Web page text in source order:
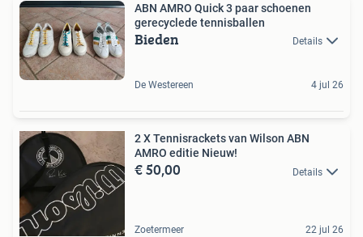
ABN AMRO Quick 3 paar schoenen
gerecyclede tennisballen
Bieden Details
De Westereen 4 jul 26
2 X Tennisrackets van Wilson ABN
AMRO editie Nieuw!
€ 50,00 Details
Zoetermeer 22 jul 26